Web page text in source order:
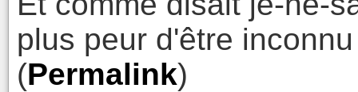
plus peur d'être
(Permalink)